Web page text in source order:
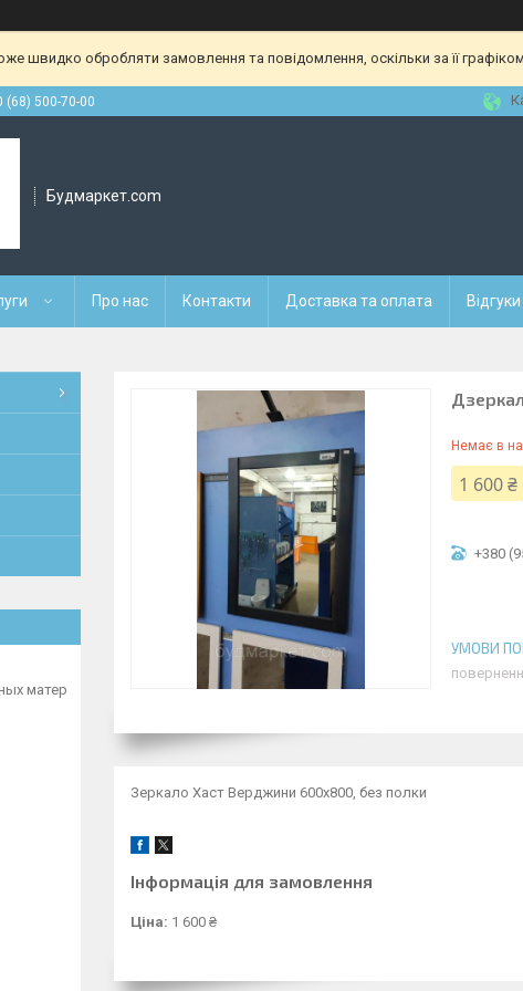
швидко обробляти замовлення та повідомлення, оскільки за її
(68) 500-70-00
Будмаркет.com
Про нас Контакти Доставка та оплата Відгуки
Немає в
1 600 ₴
+380
Зеркало Хаст Верджини 600х800, без полки
Інформація для замовлення
Ціна: 1 600 ₴
матер